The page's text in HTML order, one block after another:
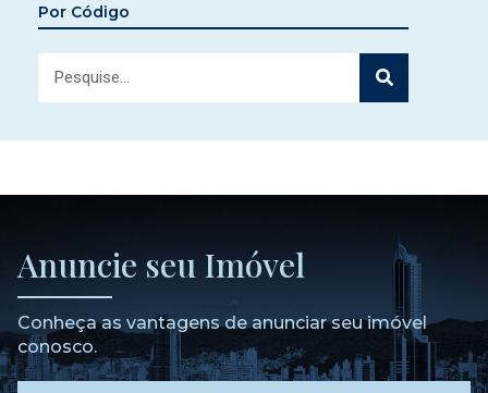
Por Código
Anuncie seu Imóvel
Conheça as vantagens de anunciar seu imóvel
conosco.